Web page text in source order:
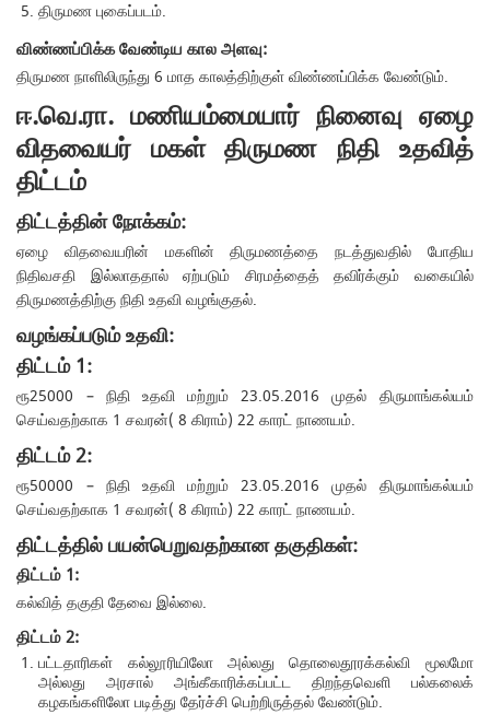
திருமண புகைப்படம்.
விண்ணப்பிக்க வேண்டிய கால அளவு:
திருமண நாளிலிருந்து 6 மாத காலத்திற்குள் விண்ணப்பிக்க வேண்டும்.
ஈ.வெ.ரா. மணியம்மையார் நினைவு ஏழை
விதவையர் மகள் திருமண நிதி உதவித்
திட்டம்
திட்டத்தின் நோக்கம்:
ஏழை விதவையரின் மகளின் திருமணத்தை நடத்துவதில் போதிய
நிதிவசதி இல்லாததால் ஏற்படும் சிரமத்தைத் தவிர்க்கும் வகையில்
திருமணத்திற்கு நிதி உதவி வழங்குதல்.
வழங்கப்படும் உதவி:
திட்டம் 1:
ரூ25000 – நிதி உதவி மற்றும் 23.05.2016 முதல் திருமாங்கல்யம்
செய்வதற்காக 1 சவரன்( 8 கிராம்) 22 காரட் நாணயம்.
திட்டம் 2:
ரூ50000 – நிதி உதவி மற்றும் 23.05.2016 முதல் திருமாங்கல்யம்
செய்வதற்காக 1 சவரன்( 8 கிராம்) 22 காரட் நாணயம்.
திட்டத்தில் பயன்பெறுவதற்கான தகுதிகள்:
திட்டம் 1:
கல்வித் தகுதி தேவை இல்லை.
திட்டம் 2:
பட்டதாரிகள் கல்லூரியிலோ அல்லது தொலைதூரக்கல்வி மூலமோ
அல்லது அரசால் அங்கீகாரிக்கப்பட்ட திறந்தவெளி பல்கலைக்
கழகங்களிலோ படித்து தேர்ச்சி பெற்றிருத்தல் வேண்டும்.